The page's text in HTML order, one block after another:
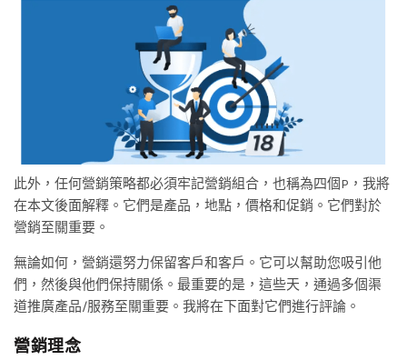
此外，任何營銷策略都必須牢記營銷組合，也稱為四個P，我將
在本文後面解釋。它們是產品，地點，價格和促銷。它們對於
營銷至關重要。
無論如何，營銷還努力保留客戶和客戶。它可以幫助您吸引他
們，然後與他們保持關係。最重要的是，這些天，通過多個渠
道推廣產品/服務至關重要。我將在下面對它們進行評論。
營銷理念